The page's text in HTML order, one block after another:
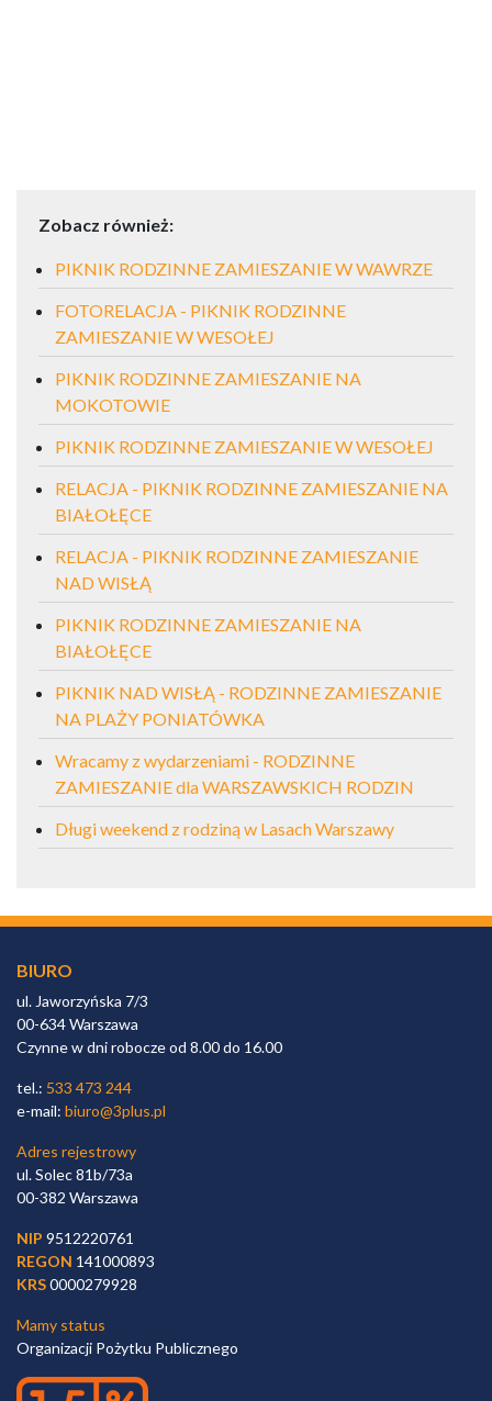
Zobacz również:
PIKNIK RODZINNE ZAMIESZANIE W WAWRZE
FOTORELACJA - PIKNIK RODZINNE
ZAMIESZANIE W WESOŁEJ
PIKNIK RODZINNE ZAMIESZANIE NA
MOKOTOWIE
PIKNIK RODZINNE ZAMIESZANIE W WESOŁEJ
RELACJA - PIKNIK RODZINNE ZAMIESZANIE NA
BIAŁOŁĘCE
RELACJA - PIKNIK RODZINNE ZAMIESZANIE
NAD WISŁĄ
PIKNIK RODZINNE ZAMIESZANIE NA
BIAŁOŁĘCE
PIKNIK NAD WISŁĄ - RODZINNE ZAMIESZANIE
NA PLAŻY PONIATÓWKA
Wracamy z wydarzeniami - RODZINNE
ZAMIESZANIE dla WARSZAWSKICH RODZIN
Długi weekend z rodziną w Lasach Warszawy
BIURO
ul. Jaworzyńska 7/3
00-634 Warszawa
Czynne w dni robocze od 8.00 do 16.00
tel.: 533 473 244
e-mail: biuro@3plus.pl
Adres rejestrowy
ul. Solec 81b/73a
00-382 Warszawa
NIP 9512220761
REGON 141000893
KRS0000279928
Mamy status
Organizacji Pożytku Publicznego